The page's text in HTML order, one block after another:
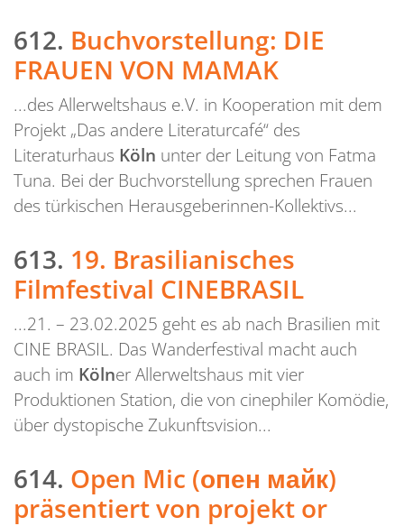
612. Buchvorstellung: DIE
FRAUEN VON MAMAK
...des Allerweltshaus e.V. in Kooperation mit dem
Projekt „Das andere Literaturcafé“ des
Literaturhaus Köln unter der Leitung von Fatma
Tuna. Bei der Buchvorstellung sprechen Frauen
des türkischen Herausgeberinnen-Kollektivs...
613. 19. Brasilianisches
Filmfestival CINEBRASIL
...21. – 23.02.2025 geht es ab nach Brasilien mit
CINE BRASIL. Das Wanderfestival macht auch
auch im Kölner Allerweltshaus mit vier
Produktionen Station, die von cinephiler Komödie,
über dystopische Zukunftsvision...
614. Open Mic (опен майк)
präsentiert von projekt or